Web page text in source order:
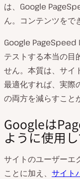
は、Google
ん。コンテンツをで
Google PageSpeed
テストする本当の目
せん。本質は、サイ
最適化すれば、実際
の両方を減らすこと
Googleは
ように使用
サイトのユーザーエ
ことに加え、 サイト